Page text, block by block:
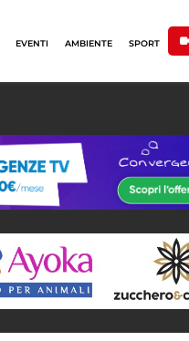
EVENTI AMBIENTE SPORT